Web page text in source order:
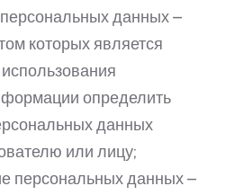
данных –
которых является
определить
данных
или лицу;
персональных данных –